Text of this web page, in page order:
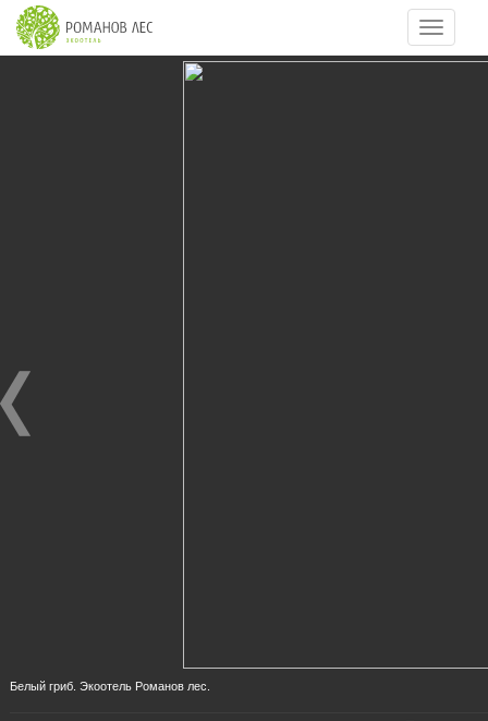
из 27
Белый гриб. Экоотель Романов лес.